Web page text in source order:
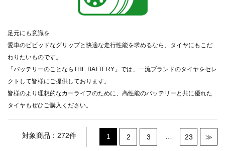
足元にも意識を
愛車のビビッドなグリップと快適な走行性能を求めるなら、タイヤにもこだ
わりたいものです。
「バッテリーのことならTHE BATTERY」では、一流ブランドのタイヤをセレ
クトして皆様にご提供しております。
皆様のより理想的なカーライフのために、高性能のバッテリーと共に優れた
タイヤもぜひご購入ください。
1 2 3 … 23 ≫
対象商品：272件